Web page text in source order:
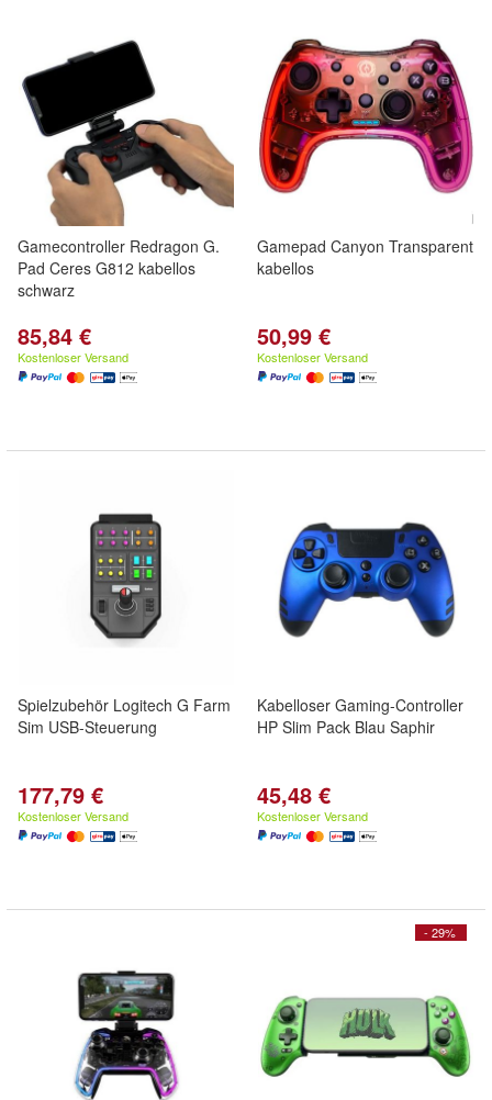
Gamecontroller Redragon G.
Pad Ceres G812 kabellos
schwarz
85,84 €
Kostenloser Versand
Gamepad Canyon Transparent
kabellos
50,99 €
Kostenloser Versand
Spielzubehör Logitech G Farm
Sim USB-Steuerung
177,79 €
Kostenloser Versand
Kabelloser Gaming-Controller
HP Slim Pack Blau Saphir
45,48 €
Kostenloser Versand
- 29%